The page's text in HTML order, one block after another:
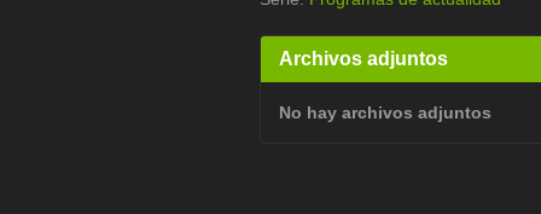
Archivos adjuntos
No hay archivos adjuntos